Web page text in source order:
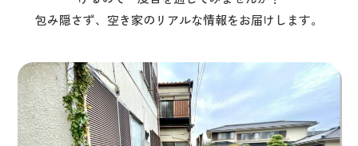
包み隠さず、空き家のリアルな情報をお届けします。